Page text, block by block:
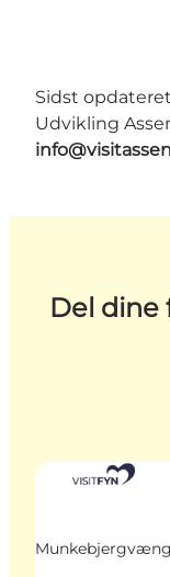
Sidst
Udvikling
Del dine